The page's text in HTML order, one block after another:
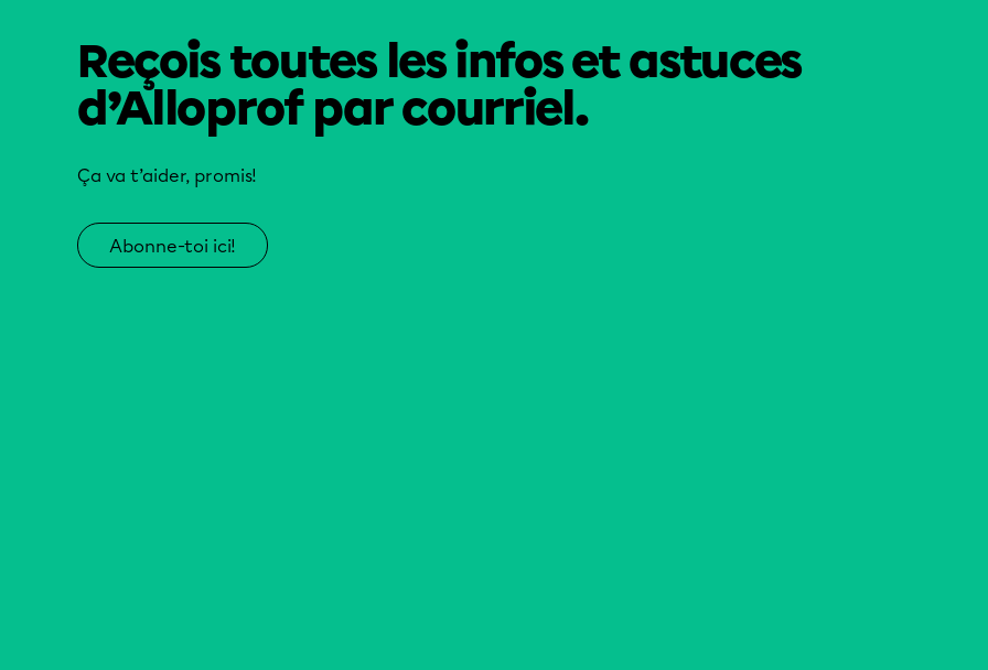
Reçois toutes les infos et astuces
d’Alloprof par courriel.
Ça va t’aider, promis!
Abonne-toi ici!